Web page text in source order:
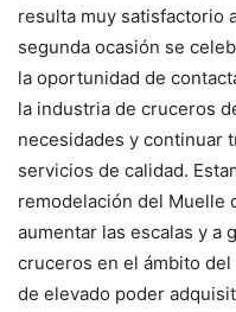
resulta muy satisfactorio
segunda ocasión se
la oportunidad de
la industria de cruceros
necesidades y continuar
servicios de calidad.
remodelación del Muelle
aumentar las escalas y a
cruceros en el ámbito del
de elevado poder